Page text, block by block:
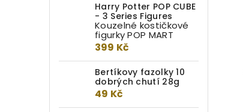
Harry Potter POP CUBE
- 3 Series Figures
Kouzelné kostičkové
figurky POP MART
399 Kč
Bertíkovy fazolky 10
dobrých chutí 28g
49 Kč
249 Kč
Do kotlíku
Propiska ve tvaru hůlky Rona
Weasleyho, nejlepšího kamaráda
Harryho Pottera. Součástí balení